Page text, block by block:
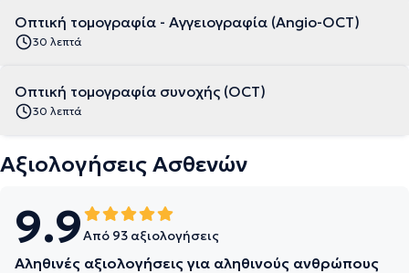
Οπτική τομογραφία - Αγγειογραφία (Angio-OCT)
30 λεπτά
Οπτική τομογραφία συνοχής (OCT)
30 λεπτά
Αξιολογήσεις Ασθενών
9.9Από 93 αξιολογήσεις
Αληθινές αξιολογήσεις για αληθινούς ανθρώπους